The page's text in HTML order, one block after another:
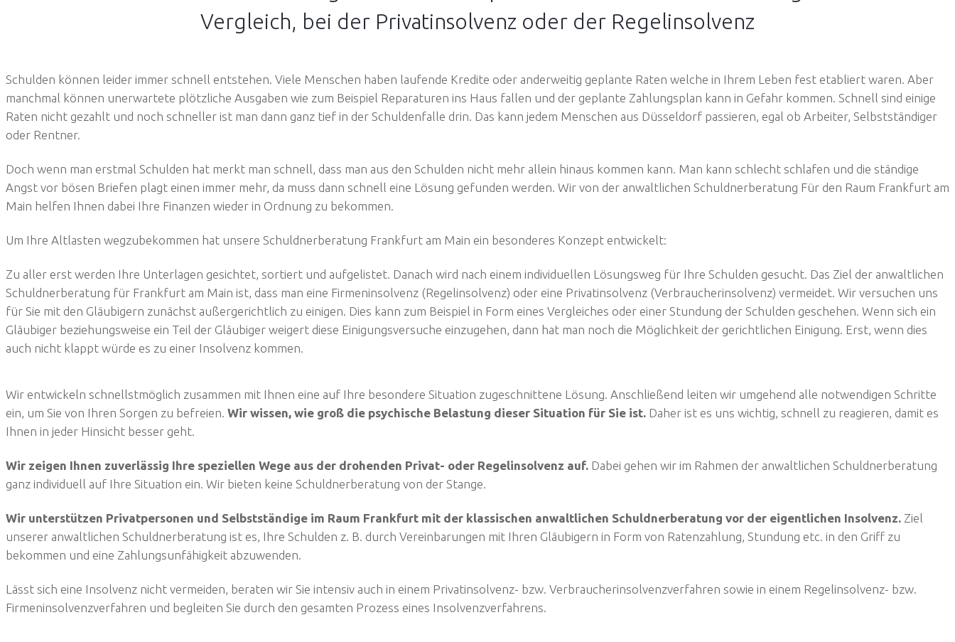
Vergleich, bei der Privatinsolvenz oder der Regelinsolvenz
Schulden können leider immer schnell entstehen. Viele Menschen haben laufende Kredite oder anderweitig geplante Raten welche in Ihrem Leben fest etabliert waren. Aber
manchmal können unerwartete plötzliche Ausgaben wie zum Beispiel Reparaturen ins Haus fallen und der geplante Zahlungsplan kann in Gefahr kommen. Schnell sind einige
Raten nicht gezahlt und noch schneller ist man dann ganz tief in der Schuldenfalle drin. Das kann jedem Menschen aus Düsseldorf passieren, egal ob Arbeiter, Selbstständiger
oder Rentner.
Doch wenn man erstmal Schulden hat merkt man schnell, dass man aus den Schulden nicht mehr allein hinaus kommen kann. Man kann schlecht schlafen und die ständige
Angst vor bösen Briefen plagt einen immer mehr, da muss dann schnell eine Lösung gefunden werden. Wir von der anwaltlichen Schuldnerberatung Für den Raum Frankfurt am
Main helfen Ihnen dabei Ihre Finanzen wieder in Ordnung zu bekommen.
Um Ihre Altlasten wegzubekommen hat unsere Schuldnerberatung Frankfurt am Main ein besonderes Konzept entwickelt:
Zu aller erst werden Ihre Unterlagen gesichtet, sortiert und aufgelistet. Danach wird nach einem individuellen Lösungsweg für Ihre Schulden gesucht. Das Ziel der anwaltlichen
Schuldnerberatung für Frankfurt am Main ist, dass man eine Firmeninsolvenz (Regelinsolvenz) oder eine Privatinsolvenz (Verbraucherinsolvenz) vermeidet. Wir versuchen uns
für Sie mit den Gläubigern zunächst außergerichtlich zu einigen. Dies kann zum Beispiel in Form eines Vergleiches oder einer Stundung der Schulden geschehen. Wenn sich ein
Gläubiger beziehungsweise ein Teil der Gläubiger weigert diese Einigungsversuche einzugehen, dann hat man noch die Möglichkeit der gerichtlichen Einigung. Erst, wenn dies
auch nicht klappt würde es zu einer Insolvenz kommen.
Wir entwickeln schnellstmöglich zusammen mit Ihnen eine auf Ihre besondere Situation zugeschnittene Lösung. Anschließend leiten wir umgehend alle notwendigen Schritte
ein, um Sie von Ihren Sorgen zu befreien. Wir wissen, wie groß die psychische Belastung dieser Situation für Sie ist. Daher ist es uns wichtig, schnell zu reagieren, damit es
Ihnen in jeder Hinsicht besser geht.
Wir zeigen Ihnen zuverlässig Ihre speziellen Wege aus der drohenden Privat- oder Regelinsolvenz auf. Dabei gehen wir im Rahmen der anwaltlichen Schuldnerberatung
ganz individuell auf Ihre Situation ein. Wir bieten keine Schuldnerberatung von der Stange.
Wir unterstützen Privatpersonen und Selbstständige im Raum Frankfurt mit der klassischen anwaltlichen Schuldnerberatung vor der eigentlichen Insolvenz. Ziel
unserer anwaltlichen Schuldnerberatung ist es, Ihre Schulden z. B. durch Vereinbarungen mit Ihren Gläubigern in Form von Ratenzahlung, Stundung etc. in den Griff zu
bekommen und eine Zahlungsunfähigkeit abzuwenden.
Lässt sich eine Insolvenz nicht vermeiden, beraten wir Sie intensiv auch in einem Privatinsolvenz- bzw. Verbraucherinsolvenzverfahren sowie in einem Regelinsolvenz- bzw.
Firmeninsolvenzverfahren und begleiten Sie durch den gesamten Prozess eines Insolvenzverfahrens.